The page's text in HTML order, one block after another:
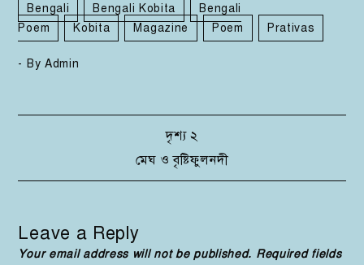
Bengali Bengali Kobita
Bengali
Poem
Kobita Magazine Poem Prativas
- By Admin
navigation
দৃশ্য ২
মেঘ ও বৃষ্টিফুলনদী
Leave a Reply
Your email address will not be published. Required fields